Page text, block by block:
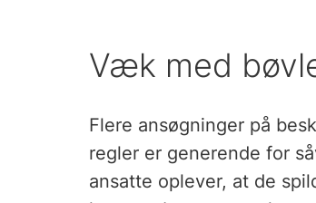
Væk med
Flere ansøgninger på
regler er generende for
ansatte oplever, at de